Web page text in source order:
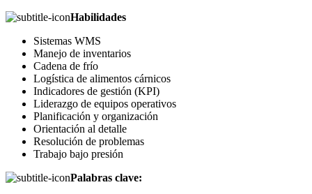
Habilidades
Sistemas WMS
Manejo de inventarios
Cadena de frío
Logística de alimentos cárnicos
Indicadores de gestión (KPI)
Liderazgo de equipos operativos
Planificación y organización
Orientación al detalle
Resolución de problemas
Trabajo bajo presión
Palabras clave: